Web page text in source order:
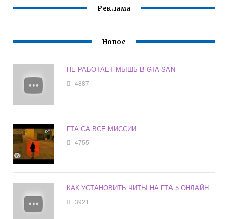
Реклама
Новое
НЕ РАБОТАЕТ МЫШЬ В GTA SAN
4887
ГТА СА ВСЕ МИССИИ
4755
КАК УСТАНОВИТЬ ЧИТЫ НА ГТА 5 ОНЛАЙН
3921